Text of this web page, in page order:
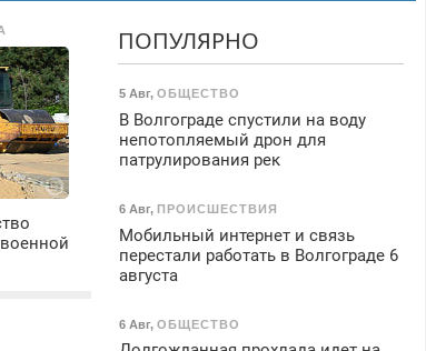
ПОПУЛЯРНО
5 Авг, ОБЩЕСТВО
В Волгограде спустили на воду
непотопляемый дрон для
патрулирования рек
6 Авг, ПРОИСШЕСТВИЯ
Мобильный интернет и связь
перестали работать в Волгограде 6
августа
6 Авг, ОБЩЕСТВО